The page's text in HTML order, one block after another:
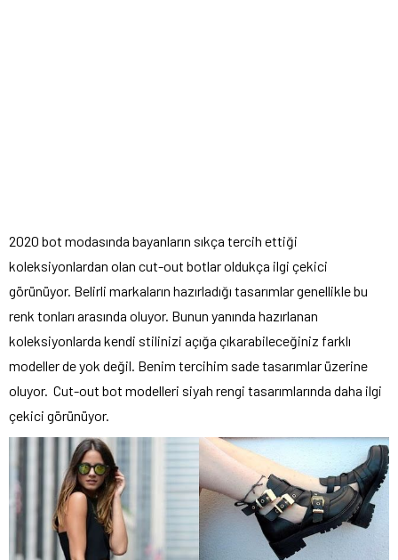
2020 bot modasında bayanların sıkça tercih ettiği
koleksiyonlardan olan cut-out botlar oldukça ilgi çekici
görünüyor. Belirli markaların hazırladığı tasarımlar genellikle bu
renk tonları arasında oluyor. Bunun yanında hazırlanan
koleksiyonlarda kendi stilinizi açığa çıkarabileceğiniz farklı
modeller de yok değil. Benim tercihim sade tasarımlar üzerine
oluyor. Cut-out bot modelleri siyah rengi tasarımlarında daha ilgi
çekici görünüyor.